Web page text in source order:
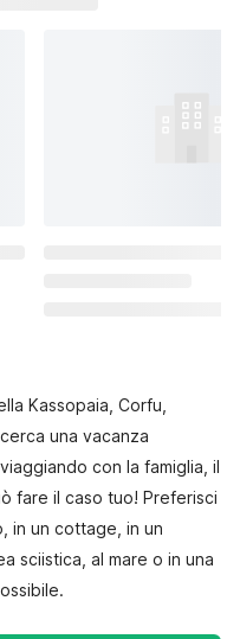
Kassopaia, Corfu,
una vacanza
con la famiglia, il
fare il caso tuo! Preferisci
in un cottage, in un
sciistica, al mare o in una